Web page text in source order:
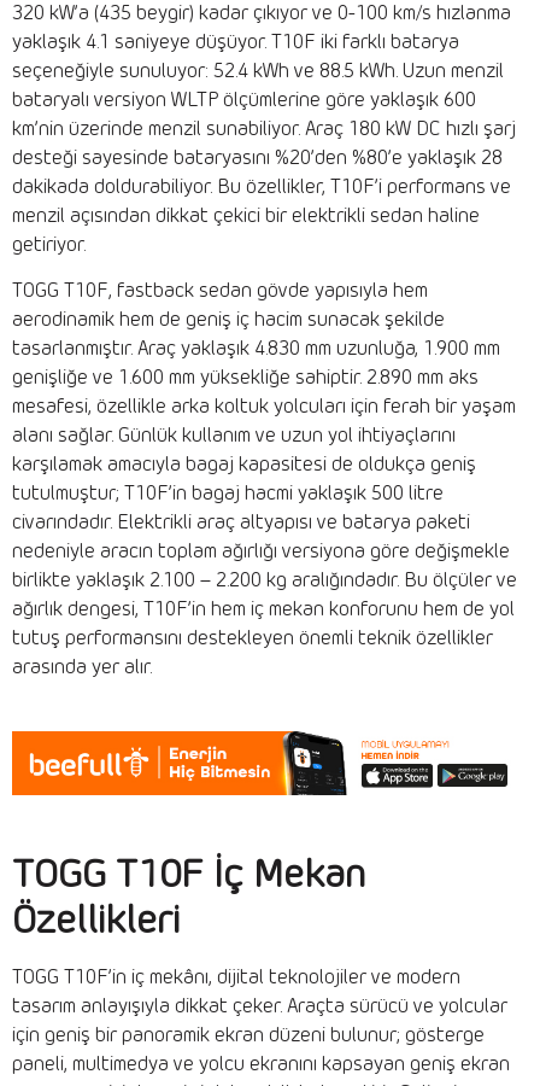
320 kW’a (435 beygir) kadar çıkıyor ve 0-100 km/s hızlanma
yaklaşık 4.1 saniyeye düşüyor. T10F iki farklı batarya
seçeneğiyle sunuluyor: 52.4 kWh ve 88.5 kWh. Uzun menzil
bataryalı versiyon WLTP ölçümlerine göre yaklaşık 600
km’nin üzerinde menzil sunabiliyor. Araç 180 kW DC hızlı şarj
desteği sayesinde bataryasını %20’den %80’e yaklaşık 28
dakikada doldurabiliyor. Bu özellikler, T10F’i performans ve
menzil açısından dikkat çekici bir elektrikli sedan haline
getiriyor.
TOGG T10F, fastback sedan gövde yapısıyla hem
aerodinamik hem de geniş iç hacim sunacak şekilde
tasarlanmıştır. Araç yaklaşık 4.830 mm uzunluğa, 1.900 mm
genişliğe ve 1.600 mm yüksekliğe sahiptir. 2.890 mm aks
mesafesi, özellikle arka koltuk yolcuları için ferah bir yaşam
alanı sağlar. Günlük kullanım ve uzun yol ihtiyaçlarını
karşılamak amacıyla bagaj kapasitesi de oldukça geniş
tutulmuştur; T10F’in bagaj hacmi yaklaşık 500 litre
civarındadır. Elektrikli araç altyapısı ve batarya paketi
nedeniyle aracın toplam ağırlığı versiyona göre değişmekle
birlikte yaklaşık 2.100 – 2.200 kg aralığındadır. Bu ölçüler ve
ağırlık dengesi, T10F’in hem iç mekan konforunu hem de yol
tutuş performansını destekleyen önemli teknik özellikler
arasında yer alır.
TOGG T10F İç Mekan
Özellikleri
TOGG T10F’in iç mekânı, dijital teknolojiler ve modern
tasarım anlayışıyla dikkat çeker. Araçta sürücü ve yolcular
için geniş bir panoramik ekran düzeni bulunur; gösterge
paneli, multimedya ve yolcu ekranını kapsayan geniş ekran